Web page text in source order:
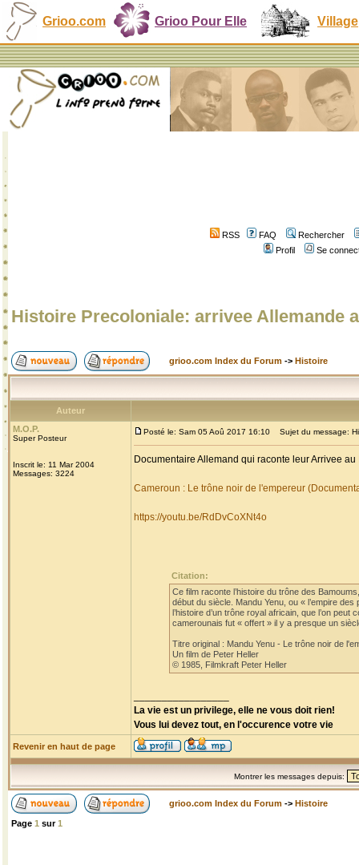
Grioo.com Grioo Pour Elle Village
RSS FAQ
Rechercher
Profil
Se
Histoire Precoloniale: arrivee Allemande
grioo.com Index du Forum -> Histoire
Auteur
M.O.P.
Super Posteur
Inscrit le: 11 Mar 2004
Messages: 3224
Posté le: Sam 05 Aoû 2017 16:10 Sujet du message:
Documentaire Allemand qui raconte leur Arrivee
Cameroun : Le trône noir de l'empereur
https://youtu.be/RdDvCoXNt4o
Citation:
Ce film raconte l’histoire du trône des
début du siècle. Mandu Yenu, ou « l’empire
l’histoire d’un trône royal africain, que l’on
camerounais fut « offert » il y a presque un
Titre original : Mandu Yenu - Le trône noir de
Un film de Peter Heller
© 1985, Filmkraft Peter Heller
La vie est un privilege, elle ne vous doit rien!
Vous lui devez tout, en l'occurence votre vie
Revenir en haut de page
Montrer les messages depuis:
grioo.com Index du Forum -> Histoire
Page 1 sur1